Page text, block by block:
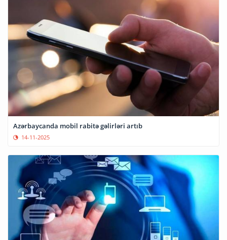
Azərbaycanda mobil rabitə gəlirləri artıb
14-11-2025